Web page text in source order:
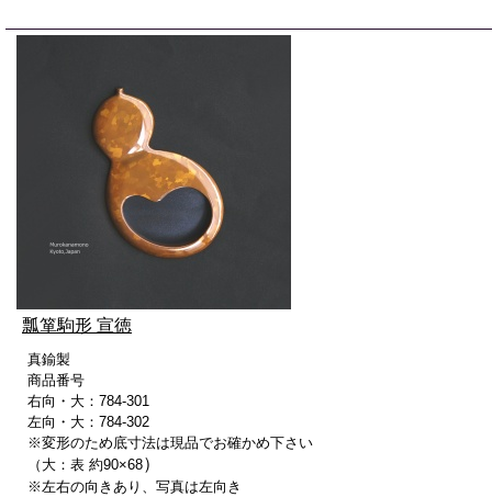
瓢箪駒形 宣徳
真鍮製
商品番号
右向・大：784-301
左向・大：784-302
※変形のため底寸法は現品でお確かめ下さい
（大：表 約90×68）
※左右の向きあり、写真は左向き